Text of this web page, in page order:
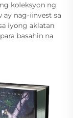
koleksyon ng
ay nag-iinvest sa
iyong aklatan
basahin na